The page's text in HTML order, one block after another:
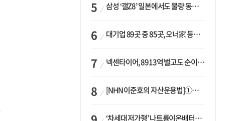
삼성 ‘갤Z8’ 일본에서도 물량 동났다…애플 참전 앞두고 선두 수성 ‘시험대’
대기업 89곳 중 85곳, 오너家 등기임원 겸직…BS 46곳·SM 45곳 ‘족벌경영’ 고착화
넥센타이어, 8913억 벌고도 순이익 2억…유럽 세부담에 이익 증발
[NHN 이준호의 자산운용법]①이니시오·JLC ‘부동산’-JLC파트너스 ‘투자’…“부동산 담보대출로 투자재원 확보”
‘차세대 저가형’ 나트륨이온배터리 시대 오나…LG화학·에코프로, 상용화 속도낸다